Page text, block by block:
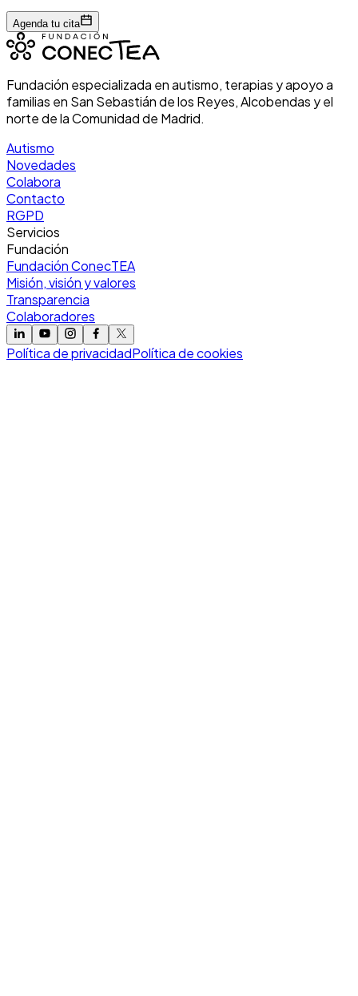
Agenda tu cita
Fundación especializada en autismo, terapias y apoyo a
familias en San Sebastián de los Reyes, Alcobendas y el
norte de la Comunidad de Madrid.
Autismo
Novedades
Colabora
Contacto
RGPD
Servicios
Fundación
Fundación ConecTEA
Misión, visión y valores
Transparencia
Colaboradores
Política de privacidadPolítica de cookies